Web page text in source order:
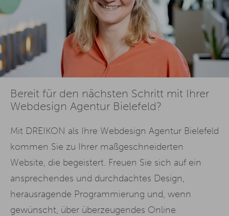
Bereit für den nächsten Schritt mit Ihrer
Webdesign Agentur Bielefeld?
Mit DREIKON als Ihre Webdesign Agentur Bielefeld
kommen Sie zu Ihrer maßgeschneiderten
Website, die begeistert. Freuen Sie sich auf ein
ansprechendes und durchdachtes Design,
herausragende Programmierung und, wenn
gewünscht, über überzeugendes Online